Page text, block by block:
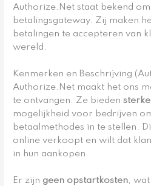
Authorize.Net staat bekend
betalingsgateway. Zij maken
betalingen te accepteren van
wereld.
Kenmerken en Beschrijving
Authorize.Net maakt het ons
te ontvangen. Ze bieden
mogelijkheid voor bedrijven
betaalmethodes in te stellen.
online verkoopt en wilt dat
in hun aankopen.
Er zijn geen opstartkosten,